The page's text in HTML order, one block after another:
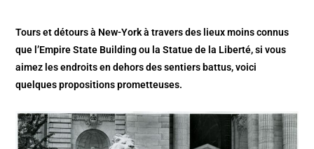
Tours et détours à New-York à travers des lieux moins connus
que l’Empire State Building ou la Statue de la Liberté, si vous
aimez les endroits en dehors des sentiers battus, voici
quelques propositions prometteuses.